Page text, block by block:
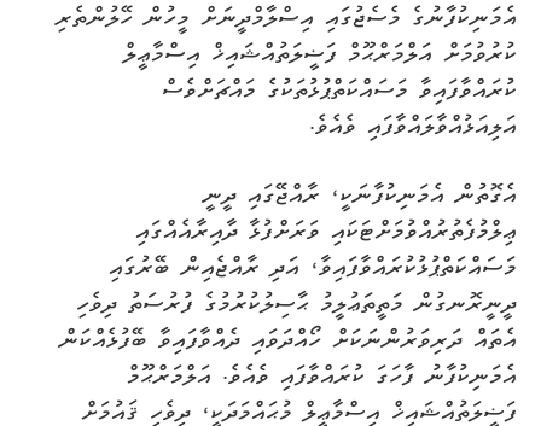
އެމަނިކުފާނުގެ މެސެޖުގައި އިސްލާމްދީނަށް މީހުން ހޭލުންތެރި
ކުރުވުމަށް އަލްމަރްޙޫމް ފަޟީލަތުއްޝައިޚް އިސްމާޢީލް
ކުރައްވާފައިވާ މަސައްކަތްޕުޅުތަކުގެ މައްޗަށްވެސް
އަލިއަޅުއްވާލައްވާފައި ވެއެވެ.
އެގޮތުން އެމަނިކުފާނަކީ، ރާއްޖޭގައި ދީނީ
ޢިލްމުފެތުރުއްވުމަށްޓަކައި ވަރަށްފުޅާ ދާއިރާއެއްގައި
މަސައްކަތްޕުޅުކުރައްވާފައިވާ، އަދި ރާއްޖެއިން ބޭރުގައި
ދީނީރޮނގުން މަތީތަޢުލީމު ޙާސިލުކުރުމުގެ ފުރުސަތު ދިވެހި
އެތައް ދަރިވަރުންނަކަށް ހޯއްދަވައި ދެއްވާފައިވާ ބޭފުޅެއްކަން
އެމަނިކުފާނު ފާހަގަ ކުރައްވާފައި ވެއެވެ. އަލްމަރްޙޫމް
ފަޟީލަތުއްޝައިޚް އިސްމާޢީލް މުޙައްމަދަކީ، ދިވެހި ޤައުމަށް